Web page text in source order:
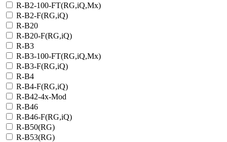
R-B2-100-FT(RG,iQ,Mx)
R-B2-F(RG,iQ)
R-B20
R-B20-F(RG,iQ)
R-B3
R-B3-100-FT(RG,iQ,Mx)
R-B3-F(RG,iQ)
R-B4
R-B4-F(RG,iQ)
R-B42-4x-Mod
R-B46
R-B46-F(RG,iQ)
R-B50(RG)
R-B53(RG)